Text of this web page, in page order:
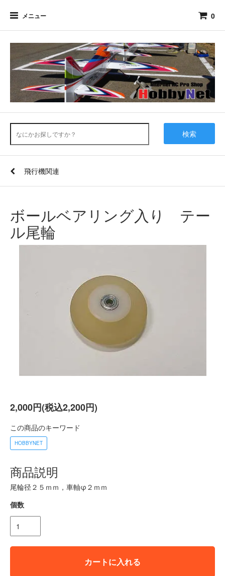
メニュー 0
検索
飛行機関連
ボールベアリング入り テー
ル尾輪
2,000円(税込2,200円)
この商品のキーワード
HOBBYNET
商品説明
尾輪径２５ｍｍ，車軸φ２ｍｍ
個数
カートに入れる